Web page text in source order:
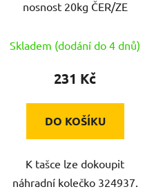
nosnost 20kg ČER/ZE
Skladem (dodání do 4 dnů)
231 Kč
DO KOŠÍKU
K tašce lze dokoupit
náhradní kolečko 324937.